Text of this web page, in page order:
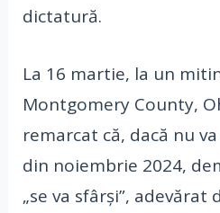
dictatură.
La 16 martie, la un
Montgomery County,
remarcat că, dacă nu
din noiembrie 2024,
„se va sfârși”, adevărat